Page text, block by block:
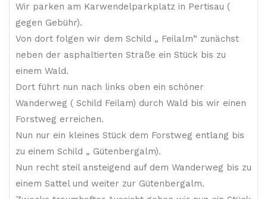
Wir parken am Karwendelparkplatz in Pertisau (
gegen Gebühr).
Von dort folgen wir dem Schild „ Feilalm“ zunächst
neben der asphaltierten Straße ein Stück bis zu
einem Wald.
Dort führt nun nach links oben ein schöner
Wanderweg ( Schild Feilam) durch Wald bis wir einen
Forstweg erreichen.
Nun nur ein kleines Stück dem Forstweg entlang bis
zu einem Schild „ Gütenbergalm).
Nun recht steil ansteigend auf dem Wanderweg bis zu
einem Sattel und weiter zur Gütenbergalm.